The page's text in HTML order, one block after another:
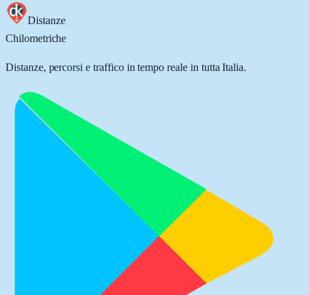
Distanze
Chilometriche
Distanze, percorsi e traffico in tempo reale in tutta Italia.